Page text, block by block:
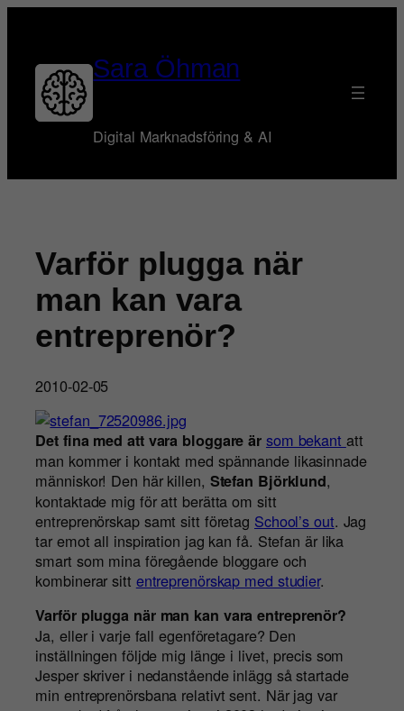
Sara Öhman
Digital Marknadsföring & AI
Varför plugga när
man kan vara
entreprenör?
2010-02-05
Det fina med att vara bloggare är som bekant att
man kommer i kontakt med spännande likasinnade
människor! Den här killen, Stefan Björklund,
kontaktade mig för att berätta om sitt
entreprenörskap samt sitt företag School’s out. Jag
tar emot all inspiration jag kan få. Stefan är lika
smart som mina föregående bloggare och
kombinerar sitt entreprenörskap med studier.
Varför plugga när man kan vara entreprenör?
Ja, eller i varje fall egenföretagare? Den
inställningen följde mig länge i livet, precis som
Jesper skriver i nedanstående inlägg så startade
min entreprenörsbana relativt sent. När jag var